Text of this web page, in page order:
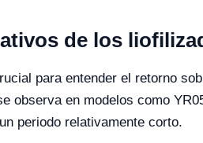
de los
para entender el retorno
observa en modelos como
periodo relativamente corto.